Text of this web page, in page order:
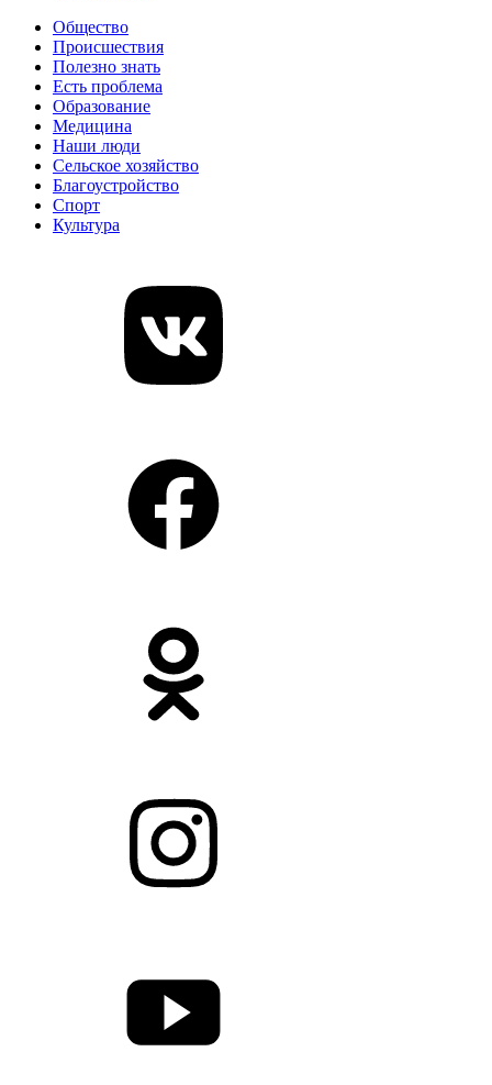
Общество
Происшествия
Полезно знать
Есть проблема
Образование
Медицина
Наши люди
Сельское хозяйство
Благоустройство
Спорт
Культура